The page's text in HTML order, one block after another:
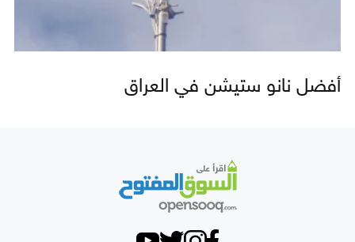
أفضل نانو ستيشن في العراق